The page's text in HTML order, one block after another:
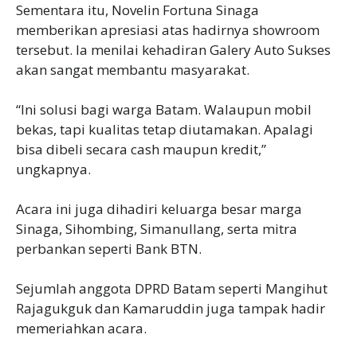
Sementara itu, Novelin Fortuna Sinaga
memberikan apresiasi atas hadirnya showroom
tersebut. Ia menilai kehadiran Galery Auto Sukses
akan sangat membantu masyarakat.
‎“Ini solusi bagi warga Batam. Walaupun mobil
bekas, tapi kualitas tetap diutamakan. Apalagi
bisa dibeli secara cash maupun kredit,”
ungkapnya.
‎Acara ini juga dihadiri keluarga besar marga
Sinaga, Sihombing, Simanullang, serta mitra
perbankan seperti Bank BTN.
Sejumlah anggota DPRD Batam seperti Mangihut
Rajagukguk dan Kamaruddin juga tampak hadir
memeriahkan acara.